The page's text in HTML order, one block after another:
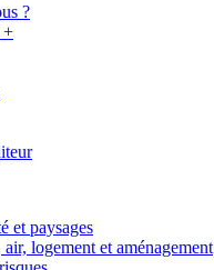
?
+
et paysages
logement et aménagement